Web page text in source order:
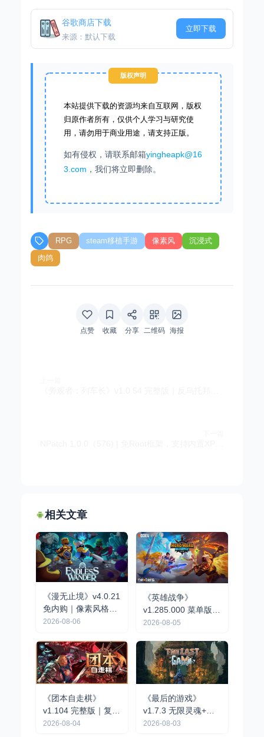
谷歌商店下载
来源：默认下载
立即下载
版权声明
本站提供下载的资源均来自互联网，版权
归原作者所有，仅供个人学习与研究使
用，请勿用于商业用途，请支持正版。
如有侵权，请联系邮箱yingheapk@16
3.com ，我们将立即删除。
RPG steam移植手游 像素风
沉浸式
肉鸽
点赞 收藏 分享 二维码 海报
相关文章
《漫无止境》v4.0.21
免内购｜像素风格肉
鸽RPG手游
2026-08-06
《英雄战争》
v1.285.000 菜单版 |
战略战术RPG手游
2026-08-05
《团本自走棋》
v1.104 完整版｜复古
队伍制肉鸽自走棋手
2026-08-04
《最后的游戏》
v1.7.3 无限灵魂+完
整版｜肉鸽弹幕动作
2026-08-03